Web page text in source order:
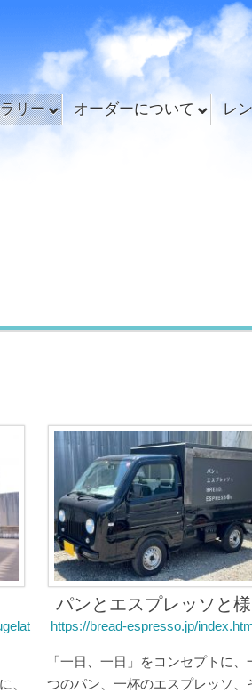
リー オーダーについて
レ
、
パンとエスプレッソと様
https://bread-espresso.jp/
「一日、一日」をコンセプトに、
つのパン、一杯のエスプレッソ、